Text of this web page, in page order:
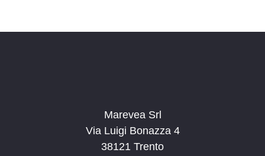
Marevea Srl
Via Luigi Bonazza 4
38121 Trento